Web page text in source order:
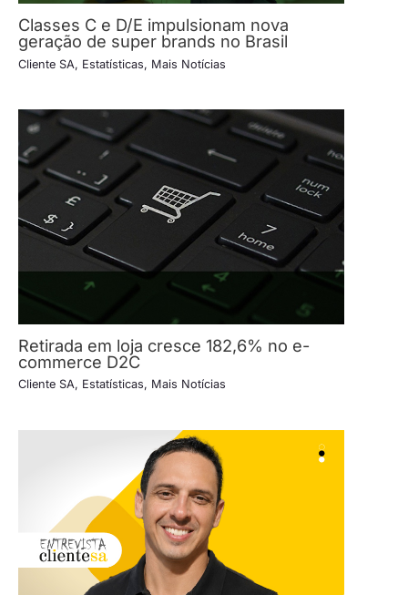
Classes C e D/E impulsionam nova
geração de super brands no Brasil
Cliente SA, Estatísticas, Mais Notícias
Retirada em loja cresce 182,6% no e-
commerce D2C
Cliente SA, Estatísticas, Mais Notícias